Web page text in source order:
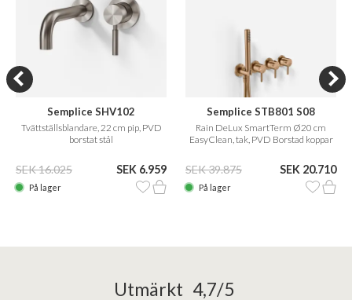
Semplice SHV102
Tvättställsblandare, 22 cm pip, PVD
borstat stål
SEK 16.025 SEK 6.959
På lager
Semplice STB801 S08
Rain DeLux SmartTerm Ø20 cm
EasyClean, tak, PVD Borstad koppar
SEK 39.875 SEK 20.710
På lager
Utmärkt 4,7/5